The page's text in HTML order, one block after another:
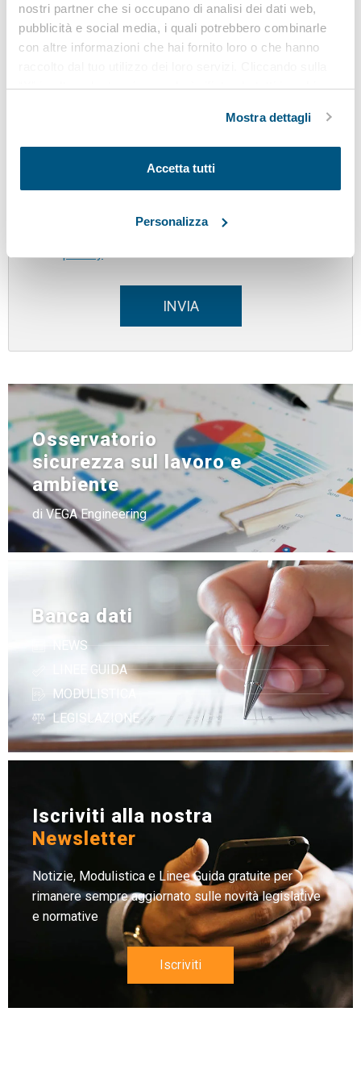
nostri partner che si occupano di analisi dei dati web,
pubblicità e social media, i quali potrebbero combinarle
con altre informazioni che hai fornito loro o che hanno
“X” in alto a destra si procederà rifiutando tutti i cookie,
Mostra dettagli
Accetta tutti
Personalizza
PERSONALI AI SENSI DELL'ART. 13 DEL
I dati personali saranno trattati come indicato nella
nostra informativa sulla privacy, predisposta ai
sensi del Regolamento UE 2016/679
sullaprivacy
INVIA
Banca dati
NEWS
LINEE GUIDA
MODULISTICA
LEGISLAZIONE
Osservatorio
sicurezza sul lavoro e
ambiente
di VEGA Engineering
Iscriviti alla nostra
Newsletter
Notizie, Modulistica e Linee Guida gratuite per
rimanere sempre aggiornato sulle novità legislative
e normative
Iscriviti